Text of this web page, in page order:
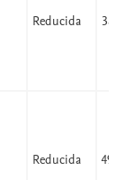
Reducida 38,25
Reducida 49,97